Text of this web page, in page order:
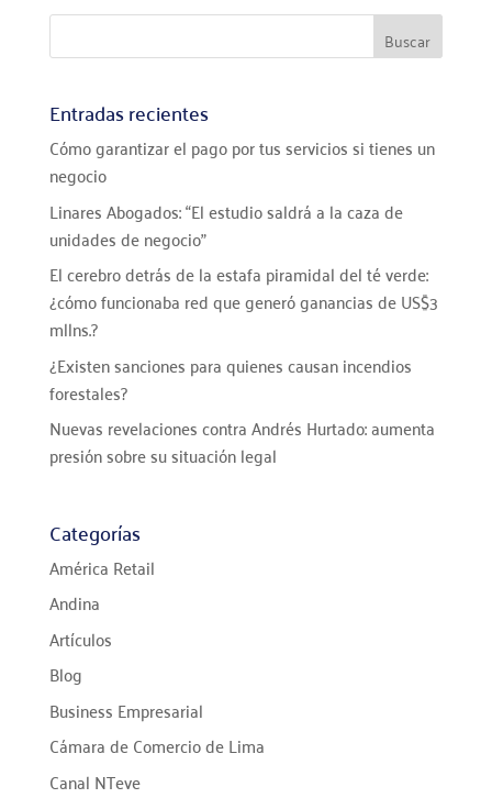
Entradas recientes
Cómo garantizar el pago por tus servicios si tienes un
negocio
Linares Abogados: “El estudio saldrá a la caza de
unidades de negocio”
El cerebro detrás de la estafa piramidal del té verde:
¿cómo funcionaba red que generó ganancias de US$3
mllns.?
¿Existen sanciones para quienes causan incendios
forestales?
Nuevas revelaciones contra Andrés Hurtado: aumenta
presión sobre su situación legal
Categorías
América Retail
Andina
Artículos
Blog
Business Empresarial
Cámara de Comercio de Lima
Canal NTeve